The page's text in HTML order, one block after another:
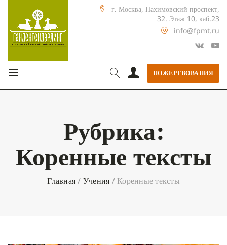
г. Москва, Нахимовский проспект,
32. Этаж 10, каб.23
info@fpmt.ru
ПОЖЕРТВОВАНИЯ
Рубрика:
Коренные тексты
Главная/ Учения / Коренные тексты